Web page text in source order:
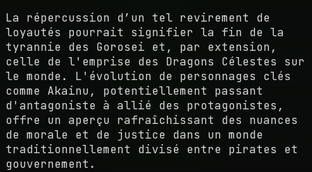
La répercussion d’un tel revirement de
loyautés pourrait signifier la fin de la
tyrannie des Gorosei et, par extension,
celle de l'emprise des Dragons Célestes sur
le monde. L'évolution de personnages clés
comme Akainu, potentiellement passant
d'antagoniste à allié des protagonistes,
offre un aperçu rafraîchissant des nuances
de morale et de justice dans un monde
traditionnellement divisé entre pirates et
gouvernement.